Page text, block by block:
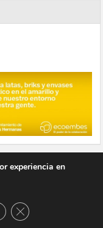
experiencia en
Cerrar el banner de